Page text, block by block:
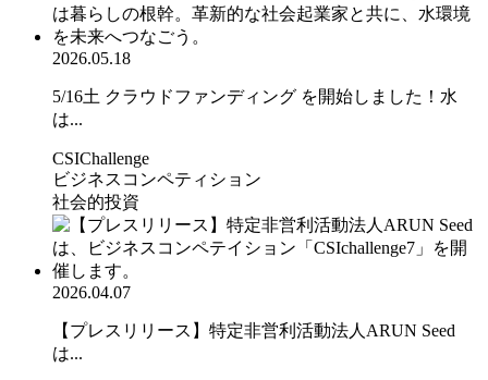
2026.05.18
5/16土 クラウドファンディング を開始しました！水
は...
CSIChallenge
ビジネスコンペティション
社会的投資
2026.04.07
【プレスリリース】特定非営利活動法人ARUN Seed
は...